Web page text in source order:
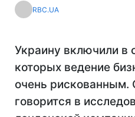
RBC.UA
Украину включили в
которых ведение
очень рискованным.
говорится в